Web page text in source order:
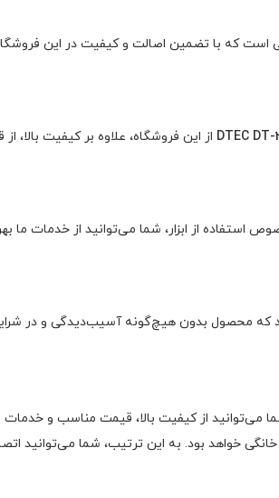
است که با تضمین اصالت و کیفیت در این
از این فروشگاه، علاوه بر کیفیت بالا،
از ابزار، شما می‌توانید از خدمات ما
که محصول بدون هیچ‌گونه آسیب‌دیدگی و در
می‌توانید از کیفیت بالا، قیمت مناسب و خدمات
خواهد بود. به این ترتیب، شما می‌توانید